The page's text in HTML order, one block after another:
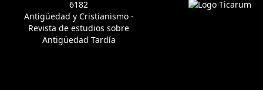
6182
Antigüedad y Cristianismo -
Revista de estudios sobre
Antigüedad Tardía